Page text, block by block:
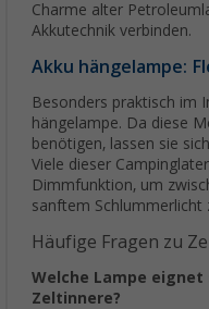
Charme alter
Akkutechnik verbinden.
Akku hängelampe:
Besonders praktisch im
hängelampe. Da diese
benötigen, lassen sie
Viele dieser
Dimmfunktion, um
sanftem Schlummerlicht
Häufige Fragen zu
Welche Lampe
Zeltinnere?